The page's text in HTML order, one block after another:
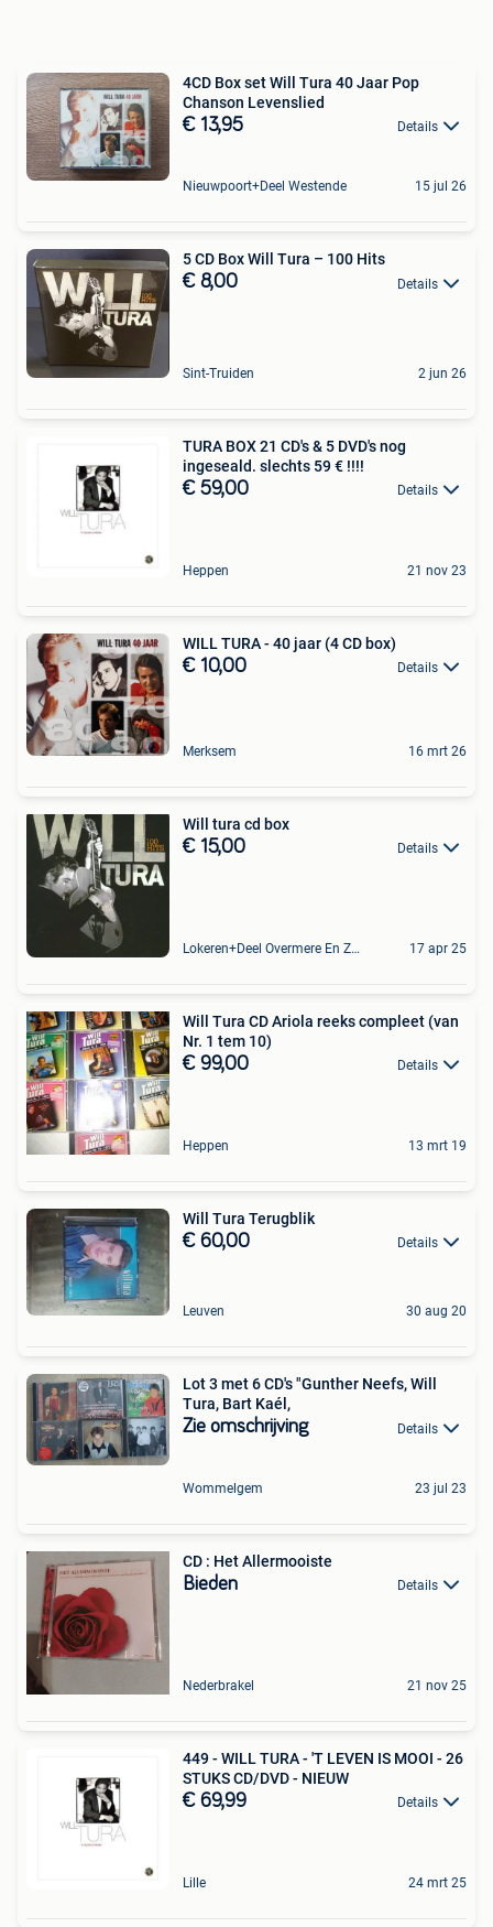
4CD Box set Will Tura 40 Jaar Pop
Chanson Levenslied
€ 13,95 Details
Nieuwpoort+Deel Westende 15 jul 26
5 CD Box Will Tura – 100 Hits
€ 8,00 Details
Sint-Truiden 2 jun 26
TURA BOX 21 CD's & 5 DVD's nog
ingeseald. slechts 59 € !!!!
€ 59,00 Details
Heppen 21 nov 23
WILL TURA - 40 jaar (4 CD box)
€ 10,00 Details
Merksem 16 mrt 26
Will tura cd box
€ 15,00 Details
Lokeren+Deel Overmere En Zele 17 apr 25
Will Tura CD Ariola reeks compleet (van
Nr. 1 tem 10)
€ 99,00 Details
Heppen 13 mrt 19
Will Tura Terugblik
€ 60,00 Details
Leuven 30 aug 20
Lot 3 met 6 CD's "Gunther Neefs, Will
Tura, Bart Kaél,
Zie omschrijving Details
Wommelgem 23 jul 23
CD : Het Allermooiste
Bieden Details
Nederbrakel 21 nov 25
449 - WILL TURA - 'T LEVEN IS MOOI - 26
STUKS CD/DVD - NIEUW
€ 69,99 Details
Lille 24 mrt 25